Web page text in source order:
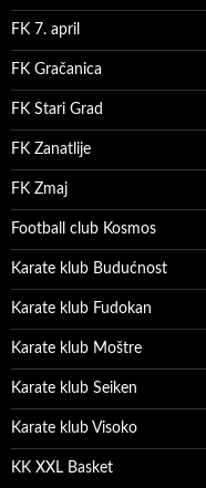
FK 7. april
FK Gračanica
FK Stari Grad
FK Zanatlije
FK Zmaj
Football club Kosmos
Karate klub Budućnost
Karate klub Fudokan
Karate klub Moštre
Karate klub Seiken
Karate klub Visoko
KK XXL Basket